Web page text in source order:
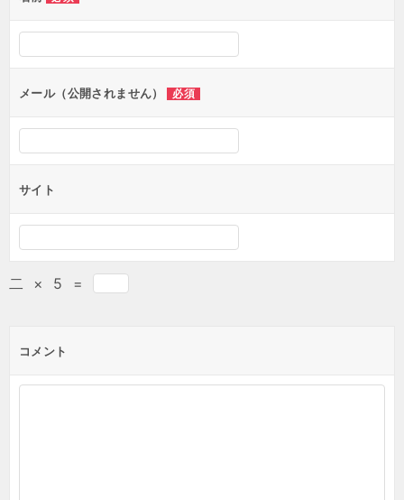
ー
シ
ョ
ンメール（公開されません） 必須
サイト
二 × 5 =
コメント